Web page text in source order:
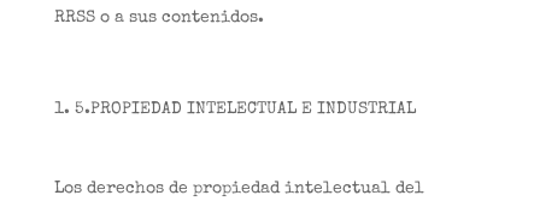
RRSS o a sus contenidos.
5.PROPIEDAD INTELECTUAL E INDUSTRIAL
Los derechos de propiedad intelectual del